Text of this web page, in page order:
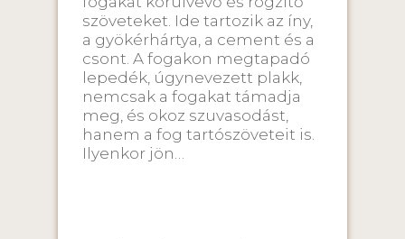
szöveteket. Ide tartozik az íny,
a gyökérhártya, a cement és a
csont. A fogakon megtapadó
lepedék, úgynevezett plakk,
nemcsak a fogakat támadja
meg, és okoz szuvasodást,
hanem a fog tartószöveteit is.
Ilyenkor jön…